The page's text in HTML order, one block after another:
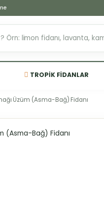
TROPIK FIDANLAR
Üzüm (Asma-Bağ) Fidanı